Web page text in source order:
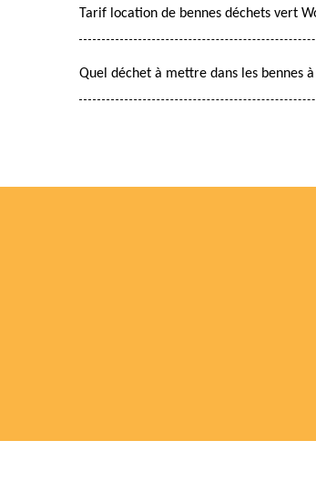
Tarif location de bennes déchets vert
Quel déchet à mettre dans les bennes